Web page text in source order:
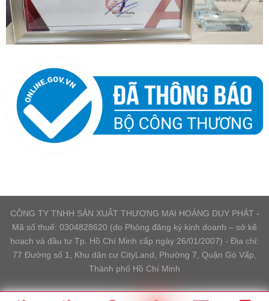
CÔNG TY TNHH SẢN XUẤT THƯƠNG MẠI HOÀNG DUY PHÁT -
Mã số thuế: 0304828620 (do Phòng đăng ký kinh doanh – sở kế
hoạch và đầu tư Tp. Hồ Chí Minh cấp ngày 26/01/2007) - Địa chỉ:
77 Đường số 1, Khu dân cư CityLand, Phường 7, Quận Gò Vấp,
Thành phố Hồ Chí Minh